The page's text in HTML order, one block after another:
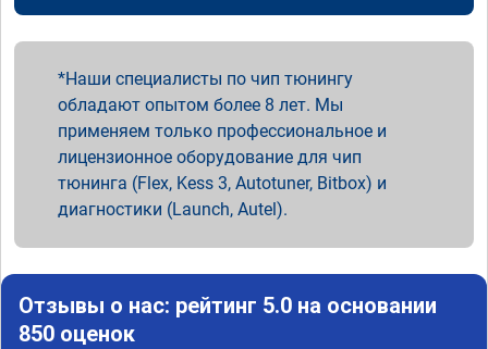
Наши специалисты по чип тюнингу
обладают опытом более 8 лет. Мы
применяем только профессиональное и
лицензионное оборудование для чип
тюнинга (Flex, Kess 3, Autotuner, Bitbox) и
диагностики (Launch, Autel).
Отзывы о нас: рейтинг 5.0 на основании
850 оценок